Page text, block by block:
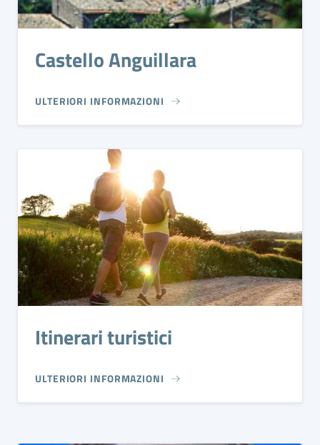
Castello Anguillara
ULTERIORI INFORMAZIONI
Itinerari turistici
ULTERIORI INFORMAZIONI